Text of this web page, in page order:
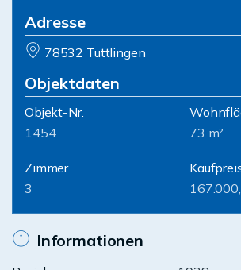
Adresse
78532 Tuttlingen
Objektdaten
Objekt-Nr.
1454
73 m²
Zimmer
3
Informationen